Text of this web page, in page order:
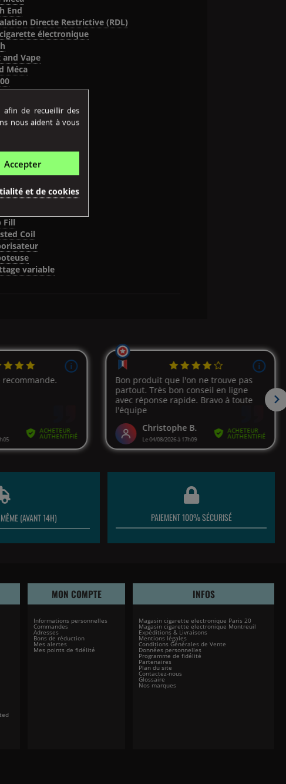
End
Directe Restrictive (RDL)
électronique
and Vape
Méca
chaud
Glycol
(Ato)
nicotine
Ohm
Spot
Stand
Fill
Coil
variable
(AVANT 14H) PAIEMENT 100% SÉCURISÉ
MON COMPTE
Informations personnelles
Commandes
Adresses
Bons de réduction
Mes alertes
Mes points de fidélité
INFOS
Magasin cigarette electronique Paris 20
Magasin cigarette electronique Montreuil
Expéditions & Livraisons
Mentions légales
Conditions Générales de Vente
Données personnelles
Programme de fidélité
Partenaires
Plan du site
Contactez-nous
Glossaire
Nos marques
afin de recueillir des
nous aident à vous
Accepter
et de cookies